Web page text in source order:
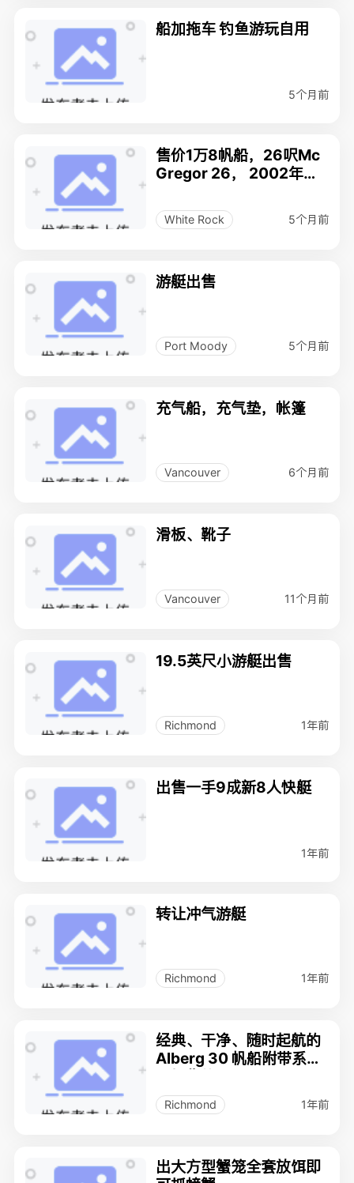
船加拖车 钓鱼游玩自用
5个月前
售价1万8帆船，26呎Mc
Gregor 26， 2002年，
具
White Rock 5个月前
游艇出售
Port Moody 5个月前
充气船，充气垫，帐篷
Vancouver 6个月前
滑板、靴子
Vancouver 11个月前
19.5英尺小游艇出售
Richmond 1年前
出售一手9成新8人快艇
1年前
转让冲气游艇
Richmond 1年前
经典、干净、随时起航的
Alberg 30 帆船附带系泊
Richmond 1年前
出大方型蟹笼全套放饵即